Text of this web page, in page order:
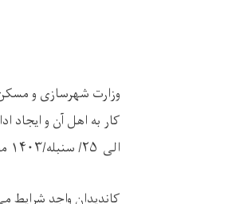
وزارت شهرسازی و
کار به اهل آن و ایجاد
الی ۲۵/ سنبله/۱۴۰۳